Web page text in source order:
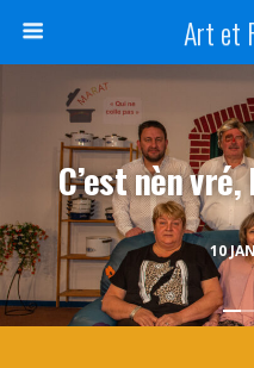
Art et
10
C’est nèn